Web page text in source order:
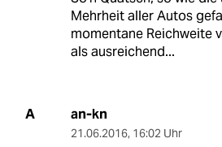
Mehrheit aller Autos
momentane Reichweite
als ausreichend...
A an-kn
21.06.2016, 16:02 Uhr